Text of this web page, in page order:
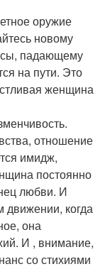
оружие
новому
падающему
на пути. Это
женщина
отношение
имидж,
постоянно
любви. И
движении, когда
она
И , внимание,
со стихиями